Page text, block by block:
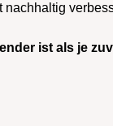
nachhaltig
ist als je